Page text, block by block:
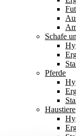
Schafe
Pferde
Haustiere